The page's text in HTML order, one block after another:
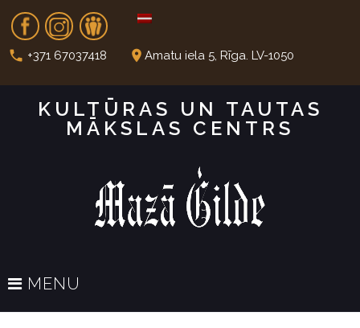
t
Fb In Dr
call +371 67037418 place Amatu iela 5, Rīga. LV-1050
KULTŪRAS UN TAUTAS
MĀKSLAS CENTRS
MENU